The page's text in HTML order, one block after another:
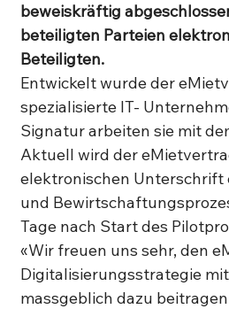
beweiskräftig
beteiligten Parteien
Beteiligten.
Entwickelt wurde der
spezialisierte IT-
Signatur arbeiten sie mit
Aktuell wird der
elektronischen Unterschrift
und
Tage nach Start des
«Wir freuen uns sehr, den
Digitalisierungsstrategie
massgeblich dazu